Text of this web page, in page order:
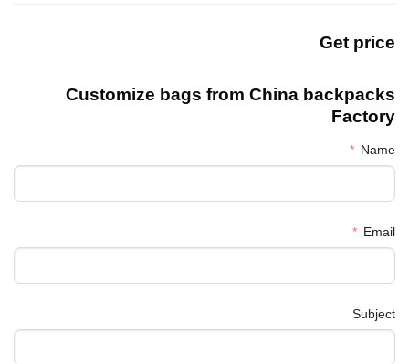
Get price
Customize bags from China backpacks
Factory
Name
Email
Subject